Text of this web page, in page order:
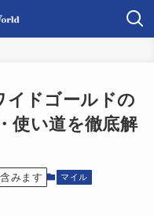
イドゴールドの
使い道を徹底解
みます マイル